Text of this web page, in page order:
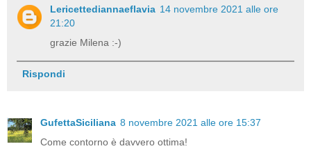
Lericettediannaeflavia 14 novembre 2021 alle ore
21:20
grazie Milena :-)
Rispondi
GufettaSiciliana 8 novembre 2021 alle ore 15:37
Come contorno è davvero ottima!